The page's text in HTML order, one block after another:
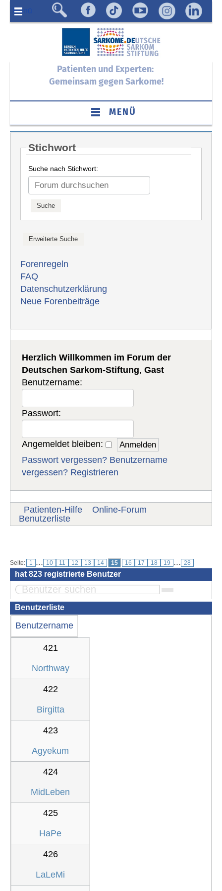
Menü
Patienten und Experten:
Gemeinsam gegen Sarkome!
MENÜ
Stichwort
Suche nach Stichwort:
Forenregeln
FAQ
Datenschutzerklärung
Neue Forenbeiträge
Herzlich Willkommen im Forum der
Deutschen Sarkom-Stiftung,Gast
Benutzername:
Passwort:
Angemeldet bleiben:
Passwort vergessen? Benutzername
vergessen? Registrieren
Patienten-Hilfe
Online-Forum
Benutzerliste
Seite: 1 ... 10 11 12 13 14 15 16 17 18 19 ... 28
hat 823 registrierte Benutzer
Benutzerliste
Benutzername
421
Northway
422
Birgitta
423
Agyekum
424
MidLeben
425
HaPe
426
LaLeMi